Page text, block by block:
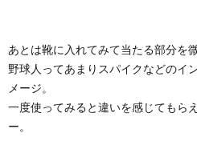
あとは靴に入れてみて当たる部分を
野球人ってあまりスパイクなどのイ
メージ。
一度使ってみると違いを感じてもら
ー。